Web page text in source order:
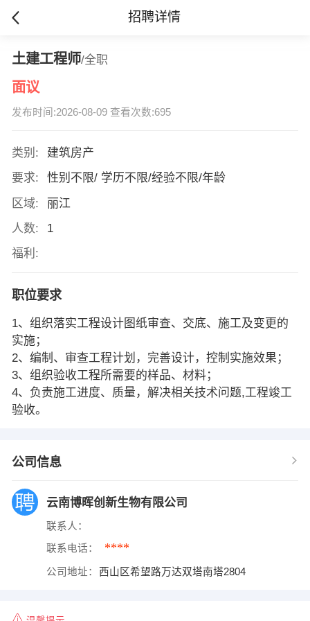
招聘详情
土建工程师/全职
面议
发布时间:2026-08-09 查看次数:695
类别:
建筑房产
要求:
性别不限/ 学历不限/经验不限/年龄
区域:
丽江
人数:
1
福利:
职位要求
1、组织落实工程设计图纸审查、交底、施工及变更的
实施；
2、编制、审查工程计划，完善设计，控制实施效果；
3、组织验收工程所需要的样品、材料；
4、负责施工进度、质量，解决相关技术问题,工程竣工
验收。
公司信息
云南博晖创新生物有限公司
联系人：
联系电话： ****
公司地址： 西山区希望路万达双塔南塔2804